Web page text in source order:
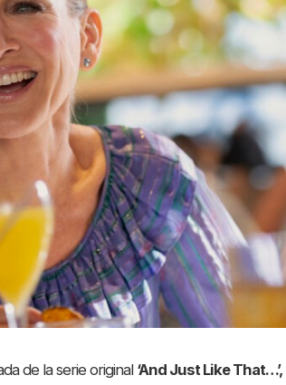
de la serie original‘And Just Like That…’,